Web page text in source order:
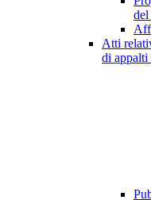
Atti
di